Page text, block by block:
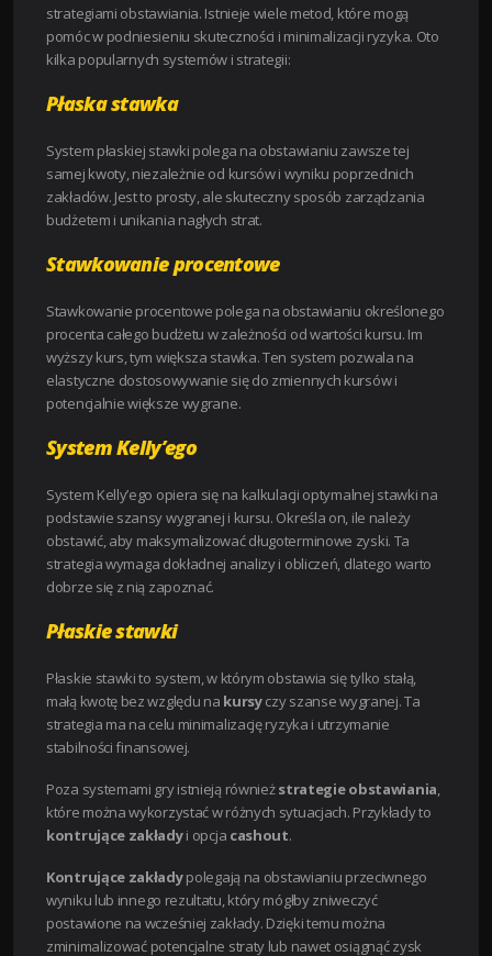
strategiami obstawiania. Istnieje wiele metod, które mogą
pomóc w podniesieniu skuteczności i minimalizacji ryzyka. Oto
kilka popularnych systemów i strategii:
Płaska stawka
System płaskiej stawki polega na obstawianiu zawsze tej
samej kwoty, niezależnie od kursów i wyniku poprzednich
zakładów. Jest to prosty, ale skuteczny sposób zarządzania
budżetem i unikania nagłych strat.
Stawkowanie procentowe
Stawkowanie procentowe polega na obstawianiu określonego
procenta całego budżetu w zależności od wartości kursu. Im
wyższy kurs, tym większa stawka. Ten system pozwala na
elastyczne dostosowywanie się do zmiennych kursów i
potencjalnie większe wygrane.
System Kelly’ego
System Kelly’ego opiera się na kalkulacji optymalnej stawki na
podstawie szansy wygranej i kursu. Określa on, ile należy
obstawić, aby maksymalizować długoterminowe zyski. Ta
strategia wymaga dokładnej analizy i obliczeń, dlatego warto
dobrze się z nią zapoznać.
Płaskie stawki
Płaskie stawki to system, w którym obstawia się tylko stałą,
małą kwotę bez względu na kursyczy szanse wygranej. Ta
strategia ma na celu minimalizację ryzyka i utrzymanie
stabilności finansowej.
Poza systemami gry istnieją równieżstrategie obstawiania,
które można wykorzystać w różnych sytuacjach. Przykłady to
kontrujące zakładyi opcja cashout.
Kontrujące zakładypolegają na obstawianiu przeciwnego
wyniku lub innego rezultatu, który mógłby zniweczyć
postawione na wcześniej zakłady. Dzięki temu można
zminimalizować potencjalne straty lub nawet osiągnąć zysk